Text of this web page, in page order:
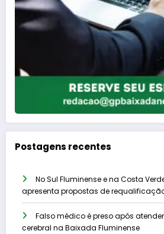
Postagens recentes
No Sul Fluminense e na Costa
apresenta propostas de
Falso médico é preso após
cerebral na Baixada Fluminense